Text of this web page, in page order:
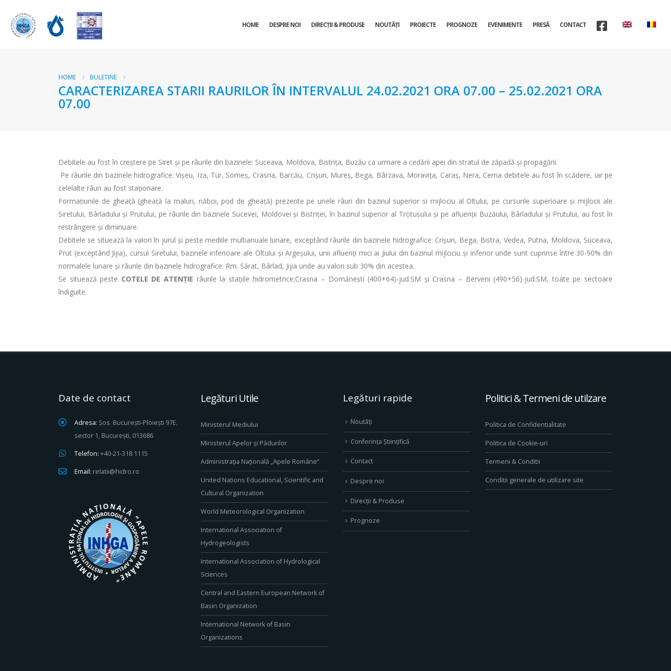
HOME DESPRE NOI DIRECŢII & PRODUSE NOUTĂȚI PROIECTE PROGNOZE EVENIMENTE PRESĂ CONTACT
HOME BULETINE
CARACTERIZAREA STARII RAURILOR ÎN INTERVALUL 24.02.2021 ORA 07.00 – 25.02.2021 ORA
07.00
Debitele au fost în creştere pe Siret şi pe râurile din bazinele: Suceava, Moldova, Bistrița, Buzău ca urmare a cedării apei din stratul de zăpadă şi propagării.
Pe râurile din bazinele hidrografice: Vişeu, Iza, Tur, Someș, Crasna, Barcău, Crișuri, Mureş, Bega, Bârzava, Moravița, Caraș, Nera, Cerna debitele au fost în scădere, iar pe
celelalte râuri au fost staționare.
Formaţiunile de gheaţă (gheaţă la maluri, năboi, pod de gheață) prezente pe unele râuri din bazinul superior si mijlociu al Oltului, pe cursurile superioare şi mijlocii ale
Siretului, Bârladului şi Prutului, pe râurile din bazinele Sucevei, Moldovei şi Bistriţei, în bazinul superior al Trotuşului şi pe afluenţii Buzăului, Bârladului şi Prutului, au fost în
restrângere şi diminuare.
Debitele se situează la valori în jurul și peste mediile multianuale lunare, exceptând râurile din bazinele hidrografice: Crişuri, Bega, Bistra, Vedea, Putna, Moldova, Suceava,
Prut (exceptând Jijia), cursul Siretului, bazinele inferioare ale Oltului şi Argeşului, unii afluenți mici ai Jiului din bazinul mijlociu și inferior unde sunt cuprinse între 30-90% din
normalele lunare și râurile din bazinele hidrografice: Rm. Sărat, Bârlad, Jijia unde au valori sub 30% din acestea.
Se situează peste COTELE DE ATENȚIE râurile la stațiile hidrometrice:Crasna – Domăneşti (400+64)-jud.SM şi Crasna – Berveni (490+56)-jud.SM, toate pe sectoare
îndiguite.
Date de contact
Adresa: Șos. București-Ploiești 97E,
sector 1, București, 013686
Telefon: +40-21-318 1115
Email: relatii@hidro.ro
Legături Utile
Ministerul Mediului
Ministerul Apelor și Pădurilor
Administrația Națională „Apele Române”
United Nations Educational, Scientific and
Cultural Organization
World Meteorological Organization
International Association of
Hydrogeologists
International Association of Hydrological
Sciences
Central and Eastern European Network of
Basin Organization
International Network of Basin
Organizations
Legături rapide
Noutăți
Conferința Științifică
Contact
Despre noi
Direcţii & Produse
Prognoze
Politici & Termeni de utilzare
Politica de Confidentialitate
Politica de Cookie-uri
Termeni & Conditii
Conditii generale de utilizare site